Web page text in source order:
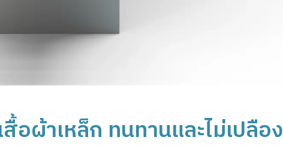
ผ้าเหล็ก ทนทานและไม่เปลือง